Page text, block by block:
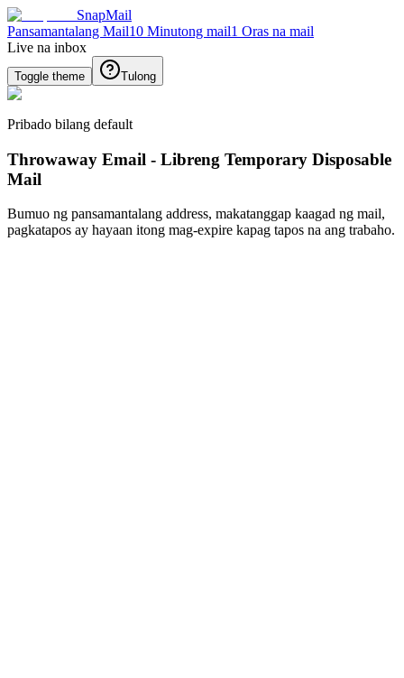
SnapMail
Pansamantalang Mail10 Minutong mail1 Oras na mail
Live na inbox
Toggle theme Tulong
Pribado bilang default
Throwaway Email - Libreng Temporary Disposable
Mail
Bumuo ng pansamantalang address, makatanggap kaagad ng mail,
pagkatapos ay hayaan itong mag-expire kapag tapos na ang trabaho.